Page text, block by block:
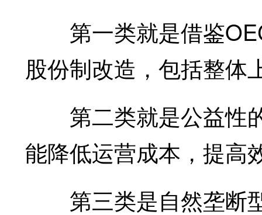
第一类就是借鉴
股份制改造，包括整体
第二类就是公益性
能降低运营成本，提高
第三类是自然垄断型